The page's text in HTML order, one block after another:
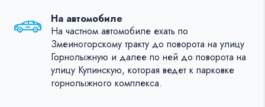
На автомобиле
На частном автомобиле ехать по
Змеиногорскому тракту до поворота на улицу
Горнолыжную и далее по ней до поворота на
улицу Купинскую, которая ведет к парковке
горнолыжного комплекса.